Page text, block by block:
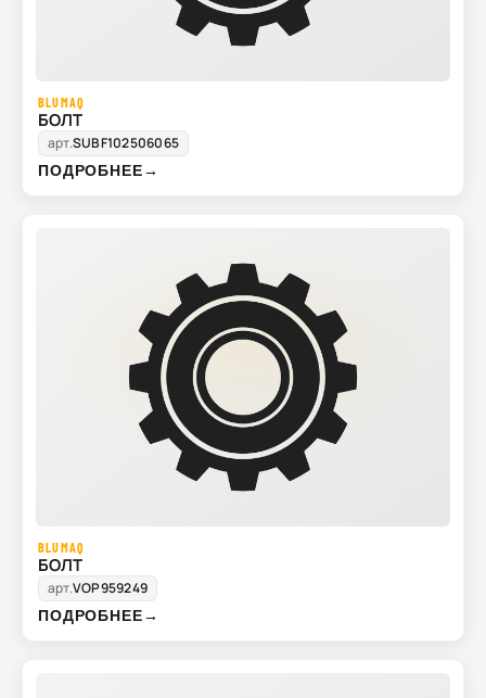
BLUMAQ
БОЛТ
арт.SUBF102506065
ПОДРОБНЕЕ→
BLUMAQ
БОЛТ
арт.VOP959249
ПОДРОБНЕЕ→